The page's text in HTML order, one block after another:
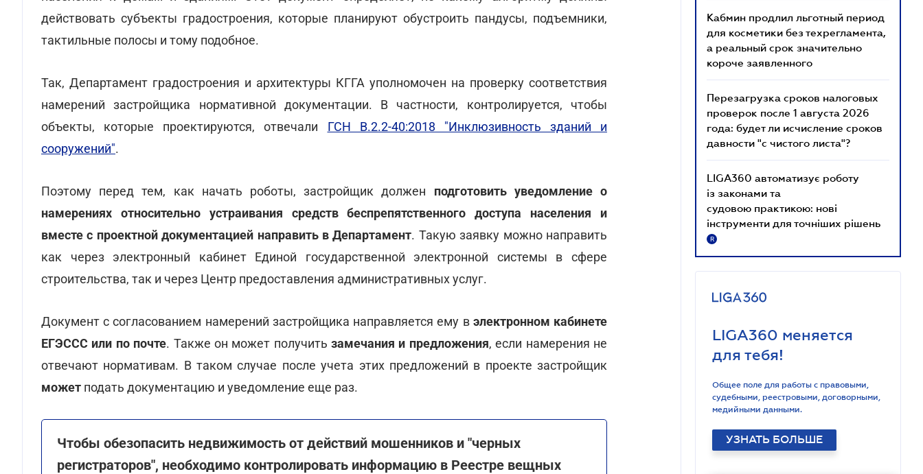
действовать субъекты градостроения, которые планируют обустроить пандусы, подъемники,
тактильные полосы и тому подобное.
Так, Департамент градостроения и архитектуры КГГА уполномочен на проверку соответствия
намерений застройщика нормативной документации. В частности, контролируется, чтобы
объекты, которые проектируются, отвечали ГСН В.2.2-40:2018 "Инклюзивность зданий и
сооружений".
Поэтому перед тем, как начать роботы, застройщик должен подготовить уведомление о
намерениях относительно устраивания средств беспрепятственного доступа населения и
вместе с проектной документацией направить в Департамент. Такую заявку можно направить
как через электронный кабинет Единой государственной электронной системы в сфере
строительства, так и через Центр предоставления административных услуг.
Документ с согласованием намерений застройщика направляется ему в электронном кабинете
ЕГЭССС или по почте. Также он может получитьзамечания и предложения, если намерения не
отвечают нормативам. В таком случае после учета этих предложений в проекте застройщик
может подать документацию и уведомление еще раз.
Чтобы обезопасить недвижимость от действий мошенников и "черных
регистраторов", необходимо контролировать информацию в Реестре вещных
Кабмин продлил льготный период
для косметики без техрегламента,
а реальный срок значительно
короче заявленного
Перезагрузка сроков налоговых
проверок после 1 августа 2026
года: будет ли исчисление сроков
давности "с чистого листа"?
LIGA360 автоматизує роботу
із законами та
судовою практикою: нові
інструменти для точніших рішень
R
LIGA360 меняется
для тебя!
Общее поле для работы с правовыми,
судебными, реестровыми, договорными,
медийными данными.
УЗНАТЬ БОЛЬШЕ